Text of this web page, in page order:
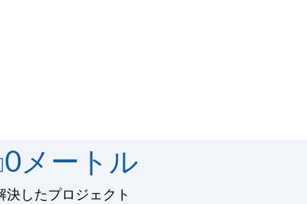
0メートル
決したプロジェクト